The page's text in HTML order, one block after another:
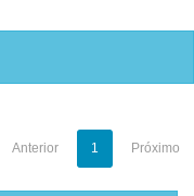
Anterior 1 Próximo